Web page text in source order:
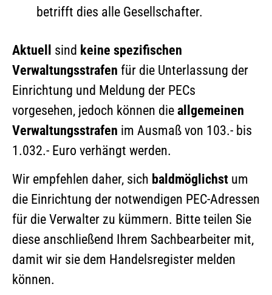
betrifft dies alle Gesellschafter.
Aktuell sind keine spezifischen
Verwaltungsstrafen für die Unterlassung der
Einrichtung und Meldung der PECs
vorgesehen, jedoch können dieallgemeinen
Verwaltungsstrafen im Ausmaß von 103.- bis
1.032.- Euro verhängt werden.
Wir empfehlen daher, sich baldmöglichst um
die Einrichtung der notwendigen PEC-Adressen
für die Verwalter zu kümmern. Bitte teilen Sie
diese anschließend Ihrem Sachbearbeiter mit,
damit wir sie dem Handelsregister melden
können.